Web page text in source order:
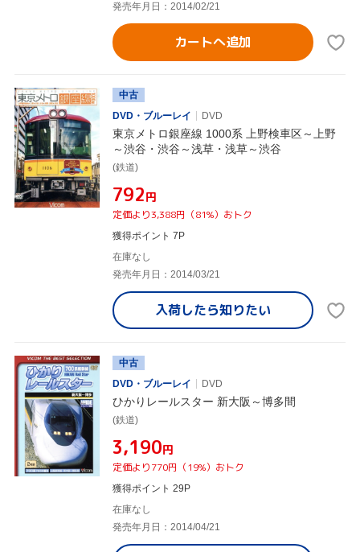
発売年月日：2014/02/21
カートへ追加
中古
DVD・ブルーレイ
DVD
東京メトロ銀座線 1000系 上野検車区～上野
～渋谷・渋谷～浅草・浅草～渋谷
(鉄道)
¥792円
定価より3,388円（81%）おトク
獲得ポイント 7P
在庫なし
発売年月日：2014/03/21
入荷したら知りたい
中古
DVD・ブルーレイ
DVD
ひかりレールスター 新大阪～博多間
(鉄道)
¥3,190円
定価より770円（19%）おトク
獲得ポイント 29P
在庫なし
発売年月日：2014/04/21